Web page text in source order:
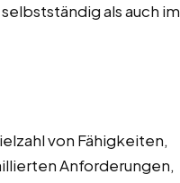
als auch im
von Fähigkeiten,
Anforderungen,